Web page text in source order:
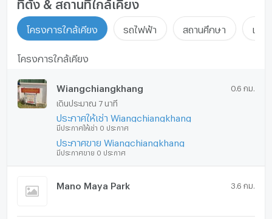
ที่ตั้ง & สถานที่ใกล้เคียง
โครงการใกล้เคียง รถไฟฟ้า สถานศึกษา แหล่
โครงการใกล้เคียง
Wiangchiangkhang 0.6 กม.
เดินประมาณ 7 นาที
ประกาศให้เช่า Wiangchiangkhang
มีประกาศให้เช่า 0 ประกาศ
ประกาศขาย Wiangchiangkhang
มีประกาศขาย 0 ประกาศ
Mano Maya Park 3.6 กม.